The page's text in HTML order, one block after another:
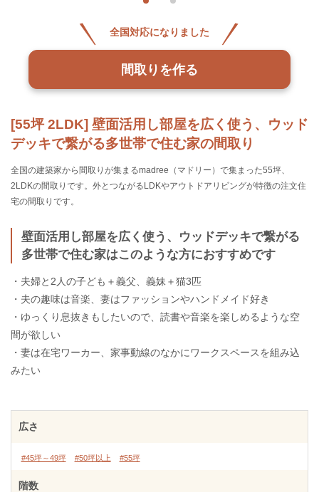
[55坪 2LDK] 壁面活用し部屋を広く使う、ウッド
デッキで繋がる多世帯で住む家の間取り
全国の建築家から間取りが集まるmadree（マドリー）で集まった55坪、
2LDKの間取りです。外とつながるLDKやアウトドアリビングが特徴の注文住
宅の間取りです。
壁面活用し部屋を広く使う、ウッドデッキで繋がる
多世帯で住む家はこのような方におすすめです
・夫婦と2人の子ども＋義父、義妹＋猫3匹
・夫の趣味は音楽、妻はファッションやハンドメイド好き
・ゆっくり息抜きもしたいので、読書や音楽を楽しめるような空
間が欲しい
・妻は在宅ワーカー、家事動線のなかにワークスペースを組み込
みたい
全国対応になりました
間取りを作る
広さ
#45坪～49坪 #50坪以上 #55坪
階数